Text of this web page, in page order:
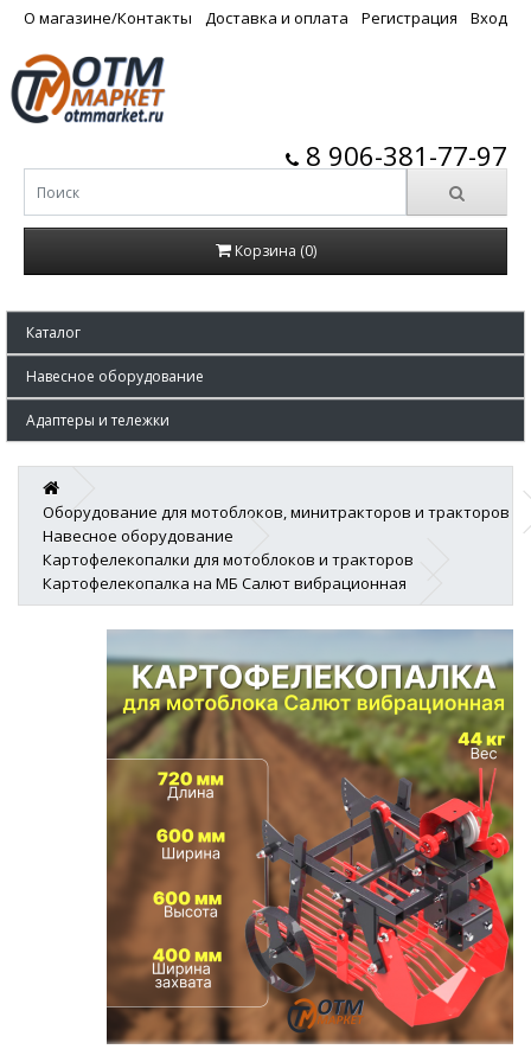
О магазине/Контакты Доставка и оплата Регистрация Вход
8 906-381-77-97
Корзина (0)
Каталог
Навесное оборудование
Адаптеры и тележки
Оборудование для мотоблоков, минитракторов и тракторов
Навесное оборудование
Картофелекопалки для мотоблоков и тракторов
Картофелекопалка на МБ Салют вибрационная